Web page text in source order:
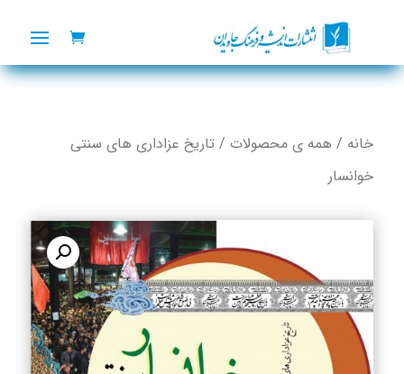
خانه / همه ی محصولات/ تاریخ عزاداری های سنتی
خوانسار